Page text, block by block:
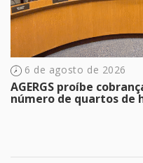
6 de agosto de 2026
AGERGS proíbe
número de quartos de